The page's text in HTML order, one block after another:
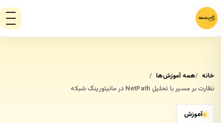
خانه
همه آموزش‌ها
نظارت بر مسیر با تحلیل NetPath در مانیتورینگ شبکه
آموزش